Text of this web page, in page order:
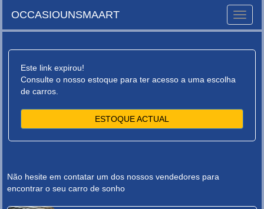
Toggle
OCCASIOUNSMAART
Este link expirou!
Consulte o nosso estoque para ter acesso a uma escolha
de carros.
ESTOQUE ACTUAL
Não hesite em contatar um dos nossos vendedores para
encontrar o seu carro de sonho